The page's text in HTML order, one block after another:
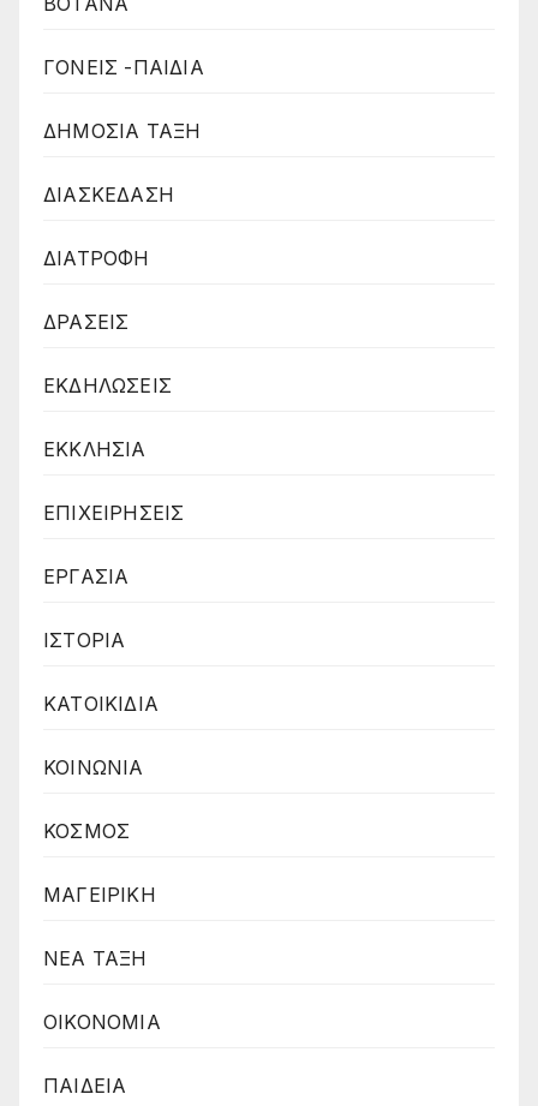
ΓΟΝΕΙΣ -ΠΑΙΔΙΑ
ΔΗΜΟΣΙΑ ΤΑΞΗ
ΔΙΑΣΚΕΔΑΣΗ
ΔΙΑΤΡΟΦΗ
ΔΡΑΣΕΙΣ
ΕΚΔΗΛΩΣΕΙΣ
ΕΚΚΛΗΣΙΑ
ΕΠΙΧΕΙΡΗΣΕΙΣ
ΕΡΓΑΣΙΑ
ΙΣΤΟΡΙΑ
ΚΑΤΟΙΚΙΔΙΑ
ΚΟΙΝΩΝΙΑ
ΚΟΣΜΟΣ
ΜΑΓΕΙΡΙΚΗ
ΝΕΑ ΤΑΞΗ
ΟΙΚΟΝΟΜΙΑ
ΠΑΙΔΕΙΑ